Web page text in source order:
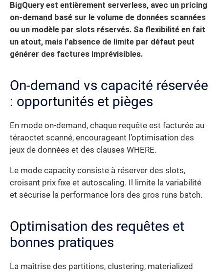
BigQuery est entièrement serverless, avec un pricing
on-demand basé sur le volume de données scannées
ou un modèle par slots réservés. Sa flexibilité en fait
un atout, mais l’absence de limite par défaut peut
générer des factures imprévisibles.
On-demand vs capacité réservée
: opportunités et pièges
En mode on-demand, chaque requête est facturée au
téraoctet scanné, encourageant l’optimisation des
jeux de données et des clauses WHERE.
Le mode capacity consiste à réserver des slots,
croisant prix fixe et autoscaling. Il limite la variabilité
et sécurise la performance lors des gros runs batch.
Optimisation des requêtes et
bonnes pratiques
La maîtrise des partitions, clustering, materialized